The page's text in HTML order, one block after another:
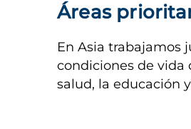
Áreas
En Asia trabajamos
condiciones de vida
salud, la educación